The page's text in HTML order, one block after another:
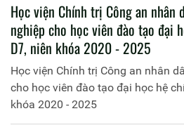
Học viện Chính trị Công an nhân
nghiệp cho học viên đào tạo đại
D7, niên khóa 2020 - 2025
Học viện Chính trị Công an nhân
cho học viên đào tạo đại học hệ
khóa 2020 - 2025